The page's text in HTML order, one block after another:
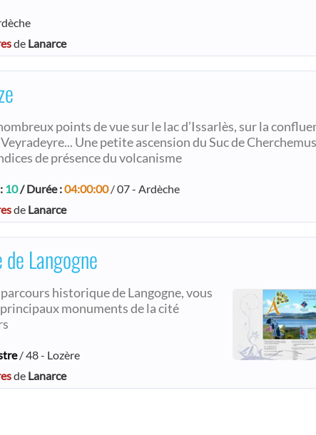
de Lanarce
points de vue sur le lac d’Issarlès, sur la
Une petite ascension du Suc de
de présence du volcanisme
10/ Durée :04:00:00/ 07 - Ardèche
de Lanarce
Langogne
historique de Langogne, vous
monuments de la cité
/ 48 - Lozère
de Lanarce